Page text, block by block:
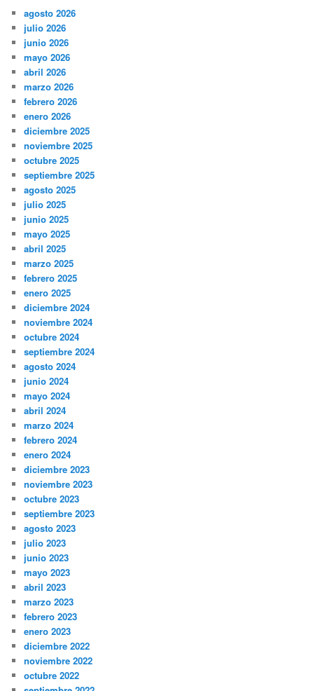
agosto 2026
julio 2026
junio 2026
mayo 2026
abril 2026
marzo 2026
febrero 2026
enero 2026
diciembre 2025
noviembre 2025
octubre 2025
septiembre 2025
agosto 2025
julio 2025
junio 2025
mayo 2025
abril 2025
marzo 2025
febrero 2025
enero 2025
diciembre 2024
noviembre 2024
octubre 2024
septiembre 2024
agosto 2024
junio 2024
mayo 2024
abril 2024
marzo 2024
febrero 2024
enero 2024
diciembre 2023
noviembre 2023
octubre 2023
septiembre 2023
agosto 2023
julio 2023
junio 2023
mayo 2023
abril 2023
marzo 2023
febrero 2023
enero 2023
diciembre 2022
noviembre 2022
octubre 2022